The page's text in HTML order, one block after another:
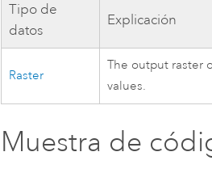
Tipo de
datos
Explicación
Raster
The output raster
values.
Muestra de